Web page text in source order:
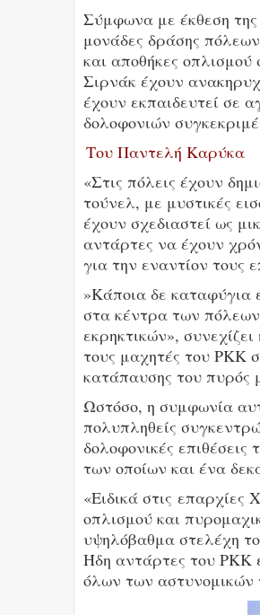
Σύμφωνα με έκθεση
μονάδες δράσης
και αποθήκες οπλισμού
Σιρνάκ έχουν
έχουν εκπαιδευτεί σε
δολοφονιών
Του Παντελή Καρύκα
«Στις πόλεις έχουν
τούνελ, με μυστικές
έχουν σχεδιαστεί ως
αντάρτες να έχουν
για την εναντίον τους
»Κάποια δε καταφύγια
στα κέντρα των
εκρηκτικών»,
τους μαχητές του ΡΚΚ
κατάπαυσης του πυρός
Ωστόσο, η συμφωνία
πολυπληθείς
δολοφονικές
των οποίων και ένα
«Ειδικά στις επαρχίες
οπλισμού και
υψηλόβαθμα στελέχη
Ήδη αντάρτες του ΡΚΚ
όλων των αστυνομικών